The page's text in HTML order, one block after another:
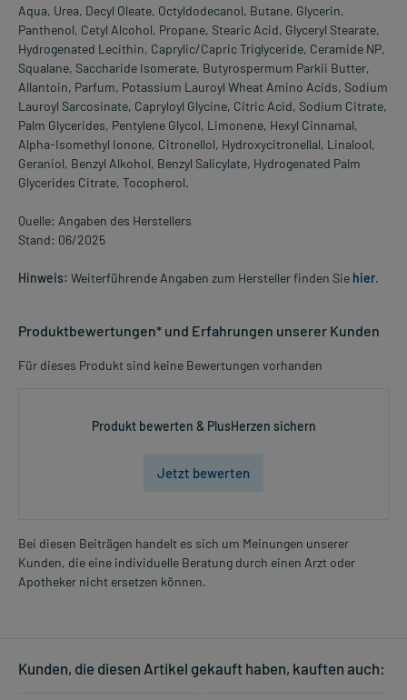
Aqua, Urea, Decyl Oleate, Octyldodecanol, Butane, Glycerin,
Panthenol, Cetyl Alcohol, Propane, Stearic Acid, Glyceryl Stearate,
Hydrogenated Lecithin, Caprylic/Capric Triglyceride, Ceramide NP,
Squalane, Saccharide Isomerate, Butyrospermum Parkii Butter,
Allantoin, Parfum, Potassium Lauroyl Wheat Amino Acids, Sodium
Lauroyl Sarcosinate, Capryloyl Glycine, Citric Acid, Sodium Citrate,
Palm Glycerides, Pentylene Glycol, Limonene, Hexyl Cinnamal,
Alpha-Isomethyl Ionone, Citronellol, Hydroxycitronellal, Linalool,
Geraniol, Benzyl Alkohol, Benzyl Salicylate, Hydrogenated Palm
Glycerides Citrate, Tocopherol.
Quelle: Angaben des Herstellers
Stand: 06/2025
Hinweis: Weiterführende Angaben zum Hersteller finden Sie hier.
Produktbewertungen* und Erfahrungen unserer Kunden
Für dieses Produkt sind keine Bewertungen vorhanden
Produkt bewerten & PlusHerzen sichern
Jetzt bewerten
Bei diesen Beiträgen handelt es sich um Meinungen unserer
Kunden, die eine individuelle Beratung durch einen Arzt oder
Apotheker nicht ersetzen können.
Kunden, die diesen Artikel gekauft haben, kauften auch: